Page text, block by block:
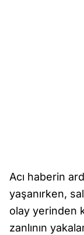
Acı haberin
yaşanırken,
olay yerinden
zanlının